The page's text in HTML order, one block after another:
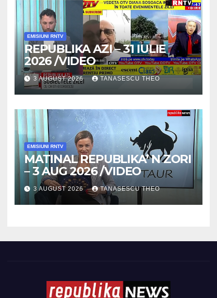
EMISIUNI RNTV
REPUBLIKA AZI – 31 IULIE
2026 /VIDEO
3 AUGUST 2026 TANASESCU THEO
EMISIUNI RNTV
MATINAL REPUBLIKA’ N ZORI
– 3 AUG 2026 /VIDEO
3 AUGUST 2026 TANASESCU THEO